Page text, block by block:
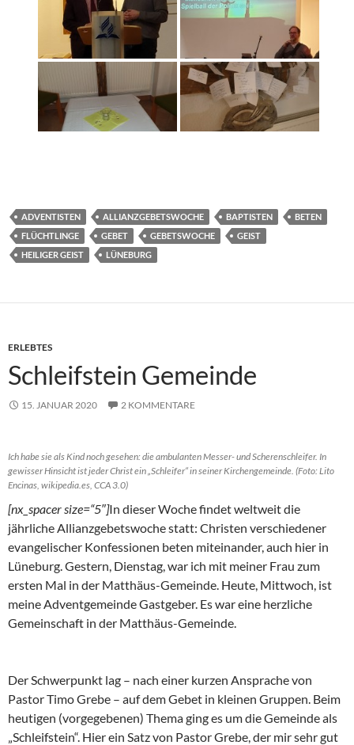
ADVENTISTEN ALLIANZGEBETSWOCHE BAPTISTEN
BETEN
FLÜCHTLINGE
GEBET GEBETSWOCHE
GEIST
HEILIGER GEIST
LÜNEBURG
ERLEBTES
Schleifstein Gemeinde
15. JANUAR 2020 2 KOMMENTARE
Ich habe sie als Kind noch gesehen: die ambulanten Messer- und Scherenschleifer. In
gewisser Hinsicht ist jeder Christ ein „Schleifer“ in seiner Kirchengemeinde. (Foto: Lito
Encinas, wikipedia.es, CCA 3.0)
[nx_spacer size=“5″]In dieser Woche findet weltweit die
jährliche Allianzgebetswoche statt: Christen verschiedener
evangelischer Konfessionen beten miteinander, auch hier in
Lüneburg. Gestern, Dienstag, war ich mit meiner Frau zum
ersten Mal in der Matthäus-Gemeinde. Heute, Mittwoch, ist
meine Adventgemeinde Gastgeber. Es war eine herzliche
Gemeinschaft in der Matthäus-Gemeinde.
Der Schwerpunkt lag – nach einer kurzen Ansprache von
Pastor Timo Grebe – auf dem Gebet in kleinen Gruppen. Beim
heutigen (vorgegebenen) Thema ging es um die Gemeinde als
„Schleifstein“. Hier ein Satz von Pastor Grebe, der mir sehr gut